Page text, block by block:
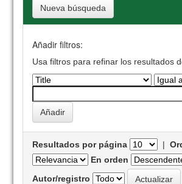
Nueva búsqueda
Añadir filtros:
Usa filtros para refinar los resultados
Resultados por página |
En orden
Autor/registro